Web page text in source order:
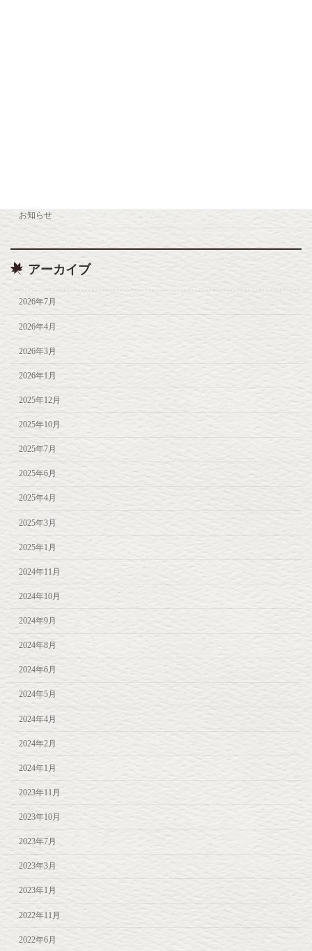
お知らせ
アーカイブ
2026年7月
2026年4月
2026年3月
2026年1月
2025年12月
2025年10月
2025年7月
2025年6月
2025年4月
2025年3月
2025年1月
2024年11月
2024年10月
2024年9月
2024年8月
2024年6月
2024年5月
2024年4月
2024年2月
2024年1月
2023年11月
2023年10月
2023年7月
2023年3月
2023年1月
2022年11月
2022年6月